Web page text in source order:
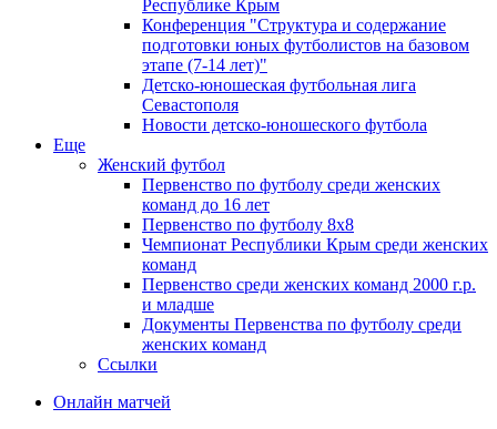
Республике Крым
Конференция "Структура и содержание
подготовки юных футболистов на базовом
этапе (7-14 лет)"
Детско-юношеская футбольная лига
Севастополя
Новости детско-юношеского футбола
Еще
Женский футбол
Первенство по футболу среди женских
команд до 16 лет
Первенство по футболу 8х8
Чемпионат Республики Крым среди женских
команд
Первенство среди женских команд 2000 г.р.
и младше
Документы Первенства по футболу среди
женских команд
Ссылки
Онлайн матчей